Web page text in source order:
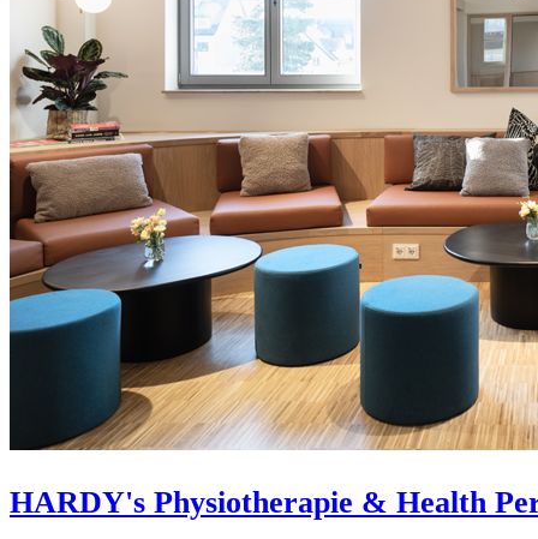
HARDY's Physiotherapie & Health